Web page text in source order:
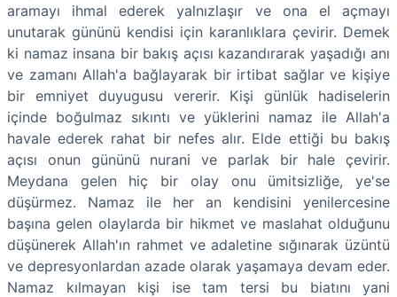
aramayı ihmal ederek yalnızlaşır ve ona el açmayı
unutarak gününü kendisi için karanlıklara çevirir. Demek
ki namaz insana bir bakış açısı kazandırarak yaşadığı anı
ve zamanı Allah'a bağlayarak bir irtibat sağlar ve kişiye
bir emniyet duyugusu vererir. Kişi günlük hadiselerin
içinde boğulmaz sıkıntı ve yüklerini namaz ile Allah'a
havale ederek rahat bir nefes alır. Elde ettiği bu bakış
açısı onun gününü nurani ve parlak bir hale çevirir.
Meydana gelen hiç bir olay onu ümitsizliğe, ye'se
düşürmez. Namaz ile her an kendisini yenilercesine
başına gelen olaylarda bir hikmet ve maslahat olduğunu
düşünerek Allah'ın rahmet ve adaletine sığınarak üzüntü
ve depresyonlardan azade olarak yaşamaya devam eder.
Namaz kılmayan kişi ise tam tersi bu biatını yani